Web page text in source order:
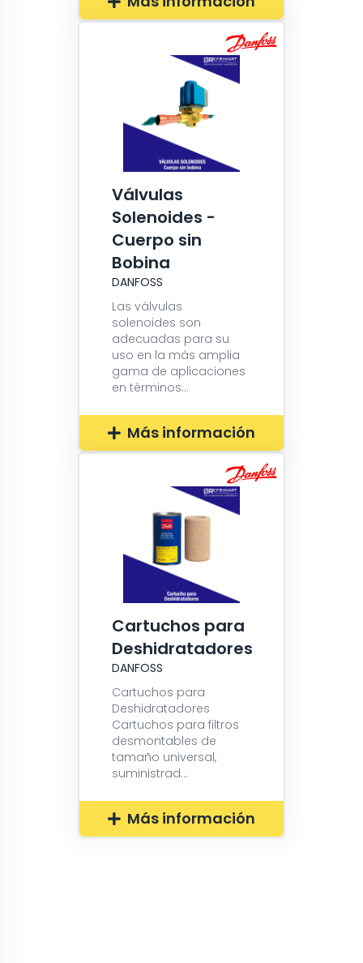
Válvulas
Solenoides -
Cuerpo sin
Bobina
DANFOSS
Las válvulas
solenoides son
adecuadas para su
uso en la más amplia
gama de aplicaciones
en términos...
Más información
Cartuchos para
Deshidratadores
DANFOSS
Cartuchos para
Deshidratadores
Cartuchos para filtros
desmontables de
tamaño universal,
suministrad...
Más información